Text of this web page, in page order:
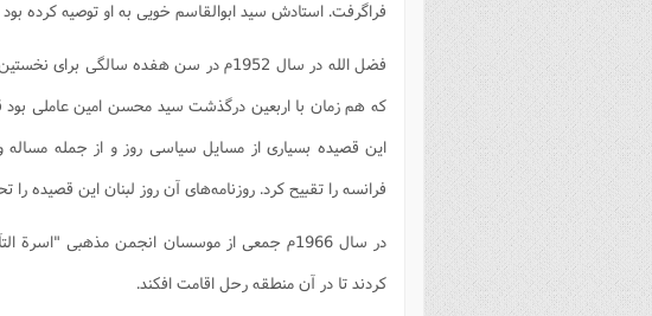
فراگرفت. استادش سید ابوالقاسم خویی به او توصیه کرده
فضل الله در سال 1952م در سن هفده سالگی
که هم زمان با اربعین درگذشت سید محسن امین عاملی بود
این قصیده بسیاری از مسایل سیاسی روز و از جمله
فرانسه را تقبیح کرد. روزنامه‌های آن روز لبنان این قصیده
در سال 1966م جمعی از موسسان انجمن مذهبی
کردند تا در آن منطقه رحل اقامت افکند.